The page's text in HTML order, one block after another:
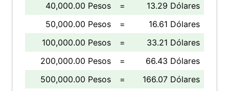
40,000.00 Pesos
=
13.29 Dólares
50,000.00 Pesos
=
16.61 Dólares
100,000.00 Pesos
=
33.21 Dólares
200,000.00 Pesos
=
66.43 Dólares
500,000.00 Pesos
= 166.07 Dólares